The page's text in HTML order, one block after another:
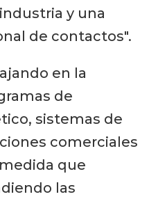
y una
de contactos".
en la
de
sistemas de
comerciales
que
las